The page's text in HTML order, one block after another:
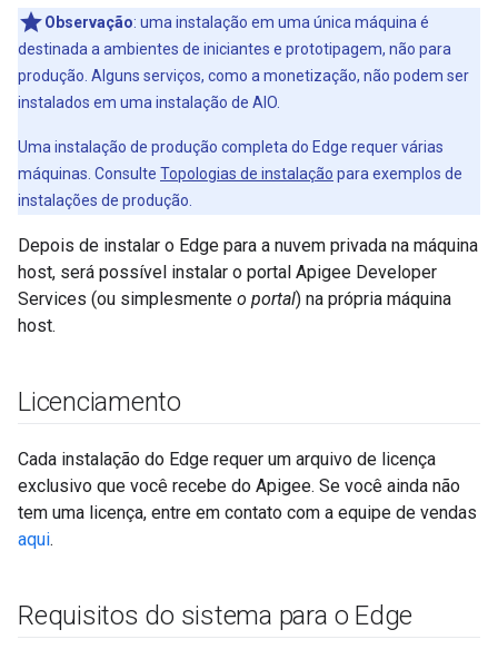
Observação: uma instalação em uma única máquina é
destinada a ambientes de iniciantes e prototipagem, não para
produção. Alguns serviços, como a monetização, não podem ser
instalados em uma instalação de AIO.
Uma instalação de produção completa do Edge requer várias
máquinas. Consulte Topologias de instalação para exemplos de
instalações de produção.
Depois de instalar o Edge para a nuvem privada na máquina
host, será possível instalar o portal Apigee Developer
Services (ou simplesmente o portal) na própria máquina
host.
Licenciamento
Cada instalação do Edge requer um arquivo de licença
exclusivo que você recebe do Apigee. Se você ainda não
tem uma licença, entre em contato com a equipe de vendas
aqui.
Requisitos do sistema para o Edge